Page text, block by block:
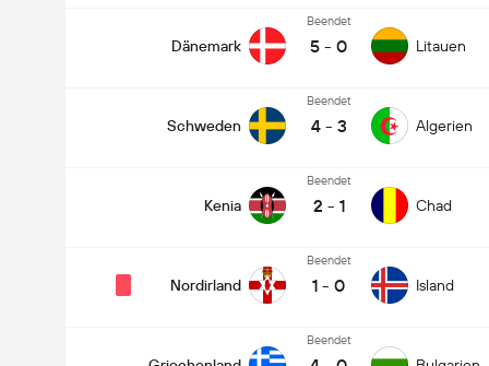
Dänemark
Beendet
5 - 0 Litauen
Schweden
Beendet
4 - 3 Algerien
Kenia
Beendet
2 - 1 Chad
Nordirland
Beendet
1 - 0 Island
Beendet